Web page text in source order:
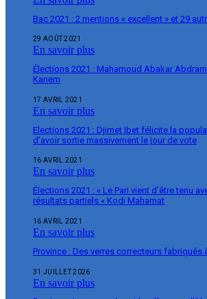
Bac 2021 : 2 mentions « excellent » et 29
29 AOÛT 2021
En savoir plus
Élections 2021 : Mahamoud Abakar
Kanem
17 AVRIL 2021
En savoir plus
Elections 2021 : Djimet Ibet félicite la
d’avoir sortie massivement le jour de vote
16 AVRIL 2021
En savoir plus
Élections 2021 : « Le Pari vient d’être tenu
résultats partiels « Kodi Mahamat
16 AVRIL 2021
En savoir plus
Province : Des verres correcteurs fabriqués
31 JUILLET 2026
En savoir plus